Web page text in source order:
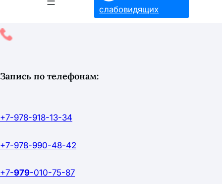
слабовидящих
Запись по телефонам:
+7-978-918-13-34
+7-978-990-48-42
+7-979-010-75-87